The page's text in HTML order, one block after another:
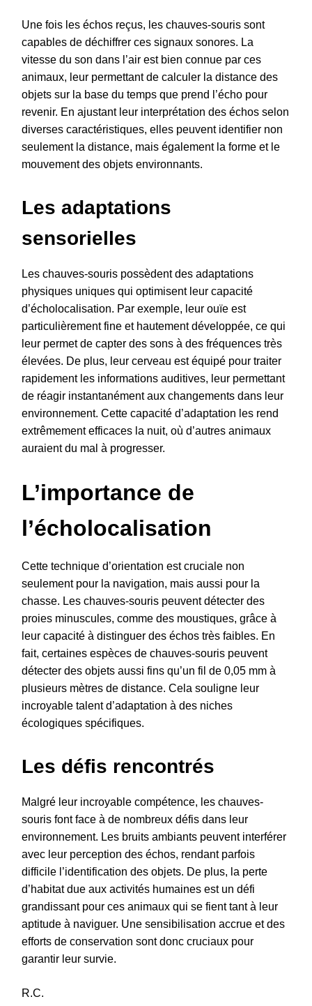
Une fois les échos reçus, les chauves-souris sont
capables de déchiffrer ces signaux sonores. La
vitesse du son dans l’air est bien connue par ces
animaux, leur permettant de calculer la distance des
objets sur la base du temps que prend l’écho pour
revenir. En ajustant leur interprétation des échos selon
diverses caractéristiques, elles peuvent identifier non
seulement la distance, mais également la forme et le
mouvement des objets environnants.
Les adaptations
sensorielles
Les chauves-souris possèdent des adaptations
physiques uniques qui optimisent leur capacité
d’écholocalisation. Par exemple, leur ouïe est
particulièrement fine et hautement développée, ce qui
leur permet de capter des sons à des fréquences très
élevées. De plus, leur cerveau est équipé pour traiter
rapidement les informations auditives, leur permettant
de réagir instantanément aux changements dans leur
environnement. Cette capacité d’adaptation les rend
extrêmement efficaces la nuit, où d’autres animaux
auraient du mal à progresser.
L’importance de
l’écholocalisation
Cette technique d’orientation est cruciale non
seulement pour la navigation, mais aussi pour la
chasse. Les chauves-souris peuvent détecter des
proies minuscules, comme des moustiques, grâce à
leur capacité à distinguer des échos très faibles. En
fait, certaines espèces de chauves-souris peuvent
détecter des objets aussi fins qu’un fil de 0,05 mm à
plusieurs mètres de distance. Cela souligne leur
incroyable talent d’adaptation à des niches
écologiques spécifiques.
Les défis rencontrés
Malgré leur incroyable compétence, les chauves-
souris font face à de nombreux défis dans leur
environnement. Les bruits ambiants peuvent interférer
avec leur perception des échos, rendant parfois
difficile l’identification des objets. De plus, la perte
d’habitat due aux activités humaines est un défi
grandissant pour ces animaux qui se fient tant à leur
aptitude à naviguer. Une sensibilisation accrue et des
efforts de conservation sont donc cruciaux pour
garantir leur survie.
R.C.